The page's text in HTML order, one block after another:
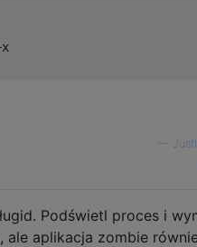
Podświetl proces i
aplikacja zombie